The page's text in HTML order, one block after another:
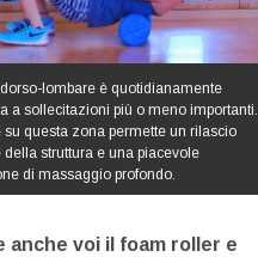
lombare è quotidianamente
a sollecitazioni più o meno importanti.
su questa zona permette un rilascio
della struttura e una piacevole
di massaggio profondo.
anche voi il foam roller e